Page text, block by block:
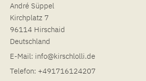
André Süppel
Kirchplatz 7
96114 Hirschaid
Deutschland
E-Mail: info@kirschlolli.de
Telefon: +491716124207